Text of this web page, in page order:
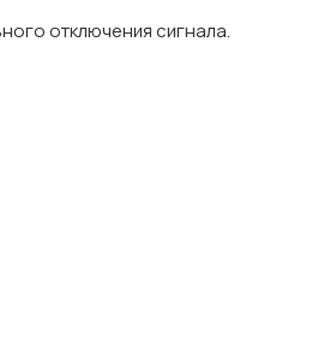
отключения сигнала.